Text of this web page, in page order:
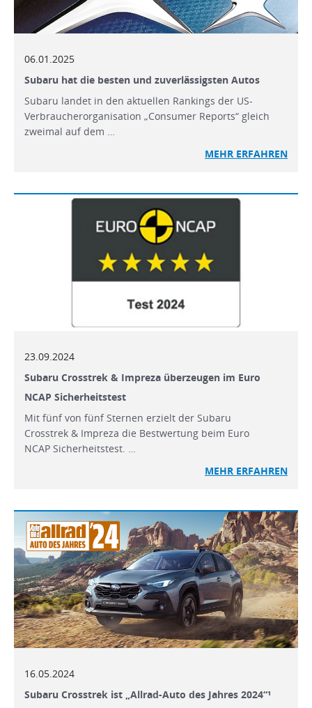
06.01.2025
Subaru hat die besten und zuverlässigsten Autos
Subaru landet in den aktuellen Rankings der US-
Verbraucherorganisation „Consumer Reports“ gleich
zweimal auf dem …
MEHR ERFAHREN
23.09.2024
Subaru Crosstrek & Impreza überzeugen im Euro
NCAP Sicherheitstest
Mit fünf von fünf Sternen erzielt der Subaru
Crosstrek & Impreza die Bestwertung beim Euro
NCAP Sicherheitstest. …
MEHR ERFAHREN
16.05.2024
Subaru Crosstrek ist „Allrad-Auto des Jahres 2024“¹